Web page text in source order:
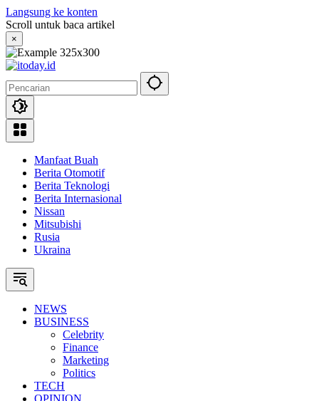
Langsung ke konten
Scroll untuk baca artikel
×
Manfaat Buah
Berita Otomotif
Berita Teknologi
Berita Internasional
Nissan
Mitsubishi
Rusia
Ukraina
NEWS
BUSINESS
Celebrity
Finance
Marketing
Politics
TECH
OPINION